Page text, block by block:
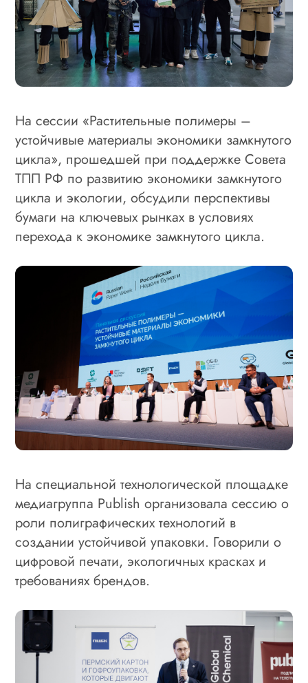
На сессии «Растительные полимеры –
устойчивые материалы экономики замкнутого
цикла», прошедшей при поддержке Совета
ТПП РФ по развитию экономики замкнутого
цикла и экологии, обсудили перспективы
бумаги на ключевых рынках в условиях
перехода к экономике замкнутого цикла.
На специальной технологической площадке
медиагруппа Publish организовала сессию о
роли полиграфических технологий в
создании устойчивой упаковки. Говорили о
цифровой печати, экологичных красках и
требованиях брендов.